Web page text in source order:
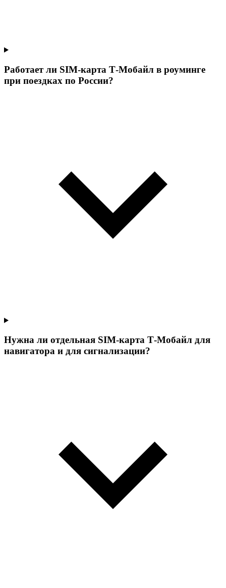
Работает ли SIM-карта Т‑Мобайл в роуминге
при поездках по России?
Нужна ли отдельная SIM-карта Т‑Мобайл для
навигатора и для сигнализации?